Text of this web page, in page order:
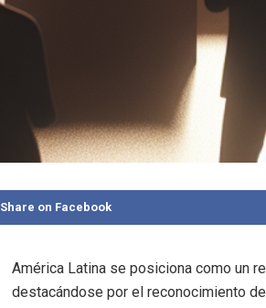
Share on Facebook
América Latina se posiciona como un
destacándose por el reconocimiento